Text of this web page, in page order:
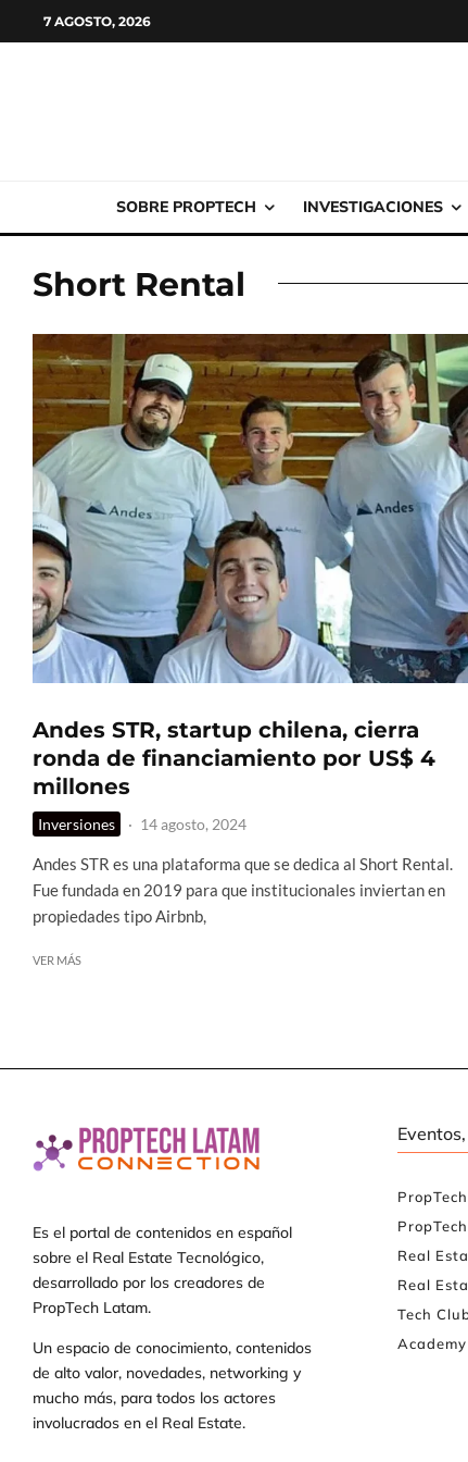
7 AGOSTO, 2026
SOBRE PROPTECH INVESTIGACIONES
Short Rental
Andes STR, startup chilena, cierra
ronda de financiamiento por US$ 4
millones
Inversiones · 14 agosto, 2024
Andes STR es una plataforma que se dedica al Short Rental.
Fue fundada en 2019 para que institucionales inviertan en
propiedades tipo Airbnb,
VER MÁS
Es el portal de contenidos en español
sobre el Real Estate Tecnológico,
desarrollado por los creadores de
PropTech Latam.
Un espacio de conocimiento, contenidos
de alto valor, novedades, networking y
mucho más, para todos los actores
involucrados en el Real Estate.
Real
Real
Tech